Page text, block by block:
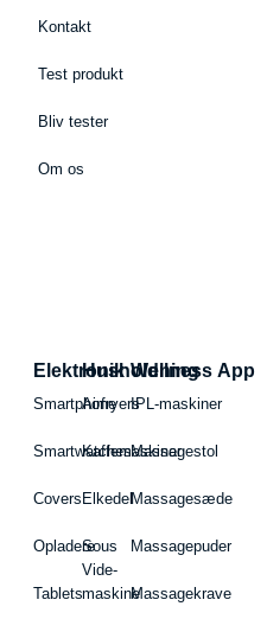
Kontakt
Test produkt
Bliv tester
Om os
Elektronik
Smartphone
Smartwatches
Covers
Opladere
Tablets
Husholdning
Airfryers
Kaffemaskiner
Elkedel
Sous
Vide-
maskine
Wellness App
IPL-maskiner
Massagestol
Massagesæde
Massagepuder
Massagekrave